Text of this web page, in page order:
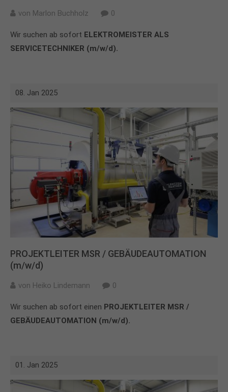
von Marlon Buchholz 0
Wir suchen ab sofort ELEKTROMEISTER ALS
SERVICETECHNIKER (m/w/d).
08. Jan 2025
PROJEKTLEITER MSR / GEBÄUDEAUTOMATION
(m/w/d)
von Heiko Lindemann 0
Wir suchen ab sofort einen PROJEKTLEITER MSR /
GEBÄUDEAUTOMATION (m/w/d).
01. Jan 2025